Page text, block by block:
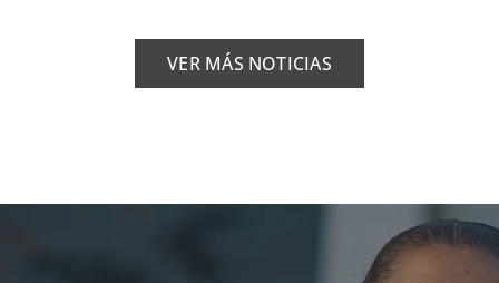
VER MÁS NOTICIAS